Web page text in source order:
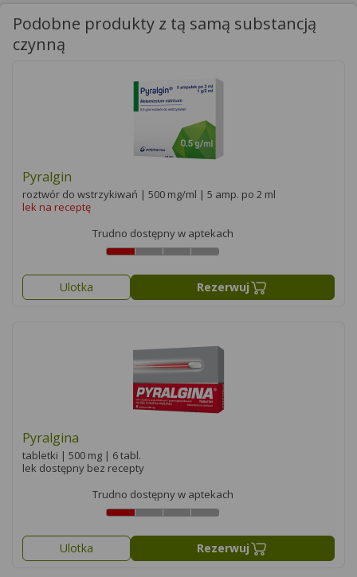
Podobne produkty z tą samą substancją
czynną
Pyralgin
roztwór do wstrzykiwań | 500 mg/ml | 5 amp. po 2 ml
lek na receptę
Trudno dostępny w aptekach
Ulotka Rezerwuj
Pyralgina
tabletki | 500 mg | 6 tabl.
lek dostępny bez recepty
Trudno dostępny w aptekach
Ulotka Rezerwuj